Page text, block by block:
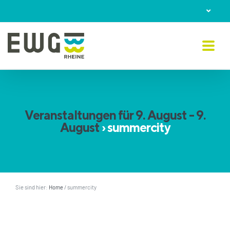
to
content
Veranstaltungen für 9. August - 9.
August› summercity
Sie sind hier: Home/summercity